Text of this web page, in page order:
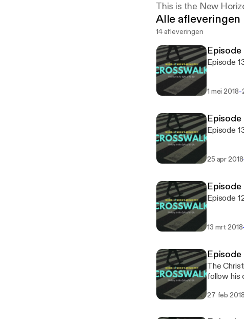
This is the New
Alle afleveringen
14 afleveringen
Episode
Episode
1 mei 2018-
Episode
Episode
25 apr 2018
Episode
Episode
13 mrt 2018
Episode
The
follow his
27 feb 2018